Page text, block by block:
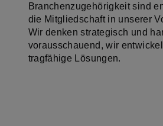
Branchenzugehörigkeit sind
die Mitgliedschaft in unserer
Wir denken strategisch und
vorausschauend, wir
tragfähige Lösungen.